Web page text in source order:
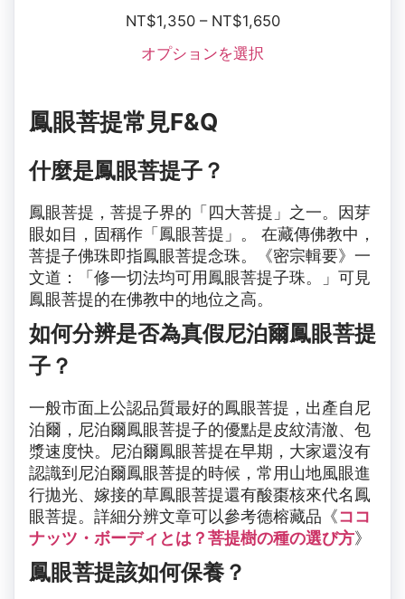
NT$1,350 – NT$1,650
オプションを選択
鳳眼菩提常見F&Q
什麼是鳳眼菩提子？
鳳眼菩提，菩提子界的「四大菩提」之一。因芽
眼如目，固稱作「鳳眼菩提」。 在藏傳佛教中，
菩提子佛珠即指鳳眼菩提念珠。《密宗輯要》一
文道：「修一切法均可用鳳眼菩提子珠。」可見
鳳眼菩提的在佛教中的地位之高。
如何分辨是否為真假尼泊爾鳳眼菩提
子？
一般市面上公認品質最好的鳳眼菩提，出產自尼
泊爾，尼泊爾鳳眼菩提子的優點是皮紋清澈、包
漿速度快。尼泊爾鳳眼菩提在早期，大家還沒有
認識到尼泊爾鳳眼菩提的時候，常用山地風眼進
行拋光、嫁接的草鳳眼菩提還有酸棗核來代名鳳
眼菩提。詳細分辨文章可以參考德榕藏品《ココ
ナッツ・ボーディとは？菩提樹の種の選び方》
鳳眼菩提該如何保養？